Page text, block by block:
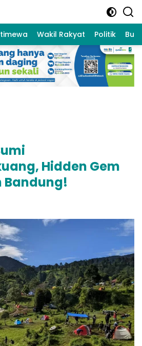
Wakil Rakyat Politik
Hidden Gem
Bandung!